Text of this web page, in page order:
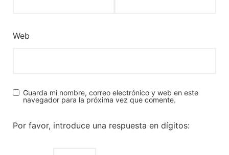
Web
Guarda mi nombre, correo electrónico y web en este
navegador para la próxima vez que comente.
Por favor, introduce una respuesta en dígitos: